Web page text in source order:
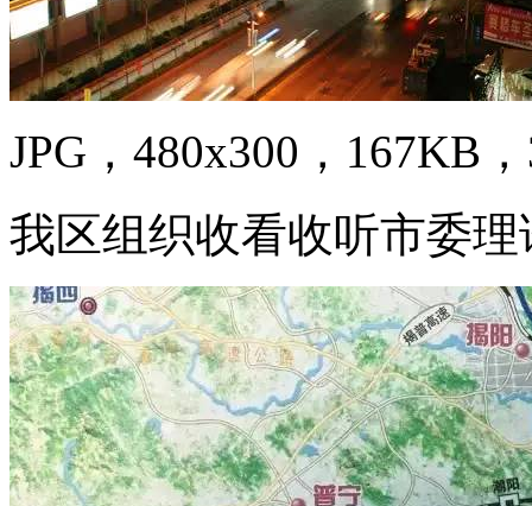
JPG，480x300，167KB
我区组织收看收听市委